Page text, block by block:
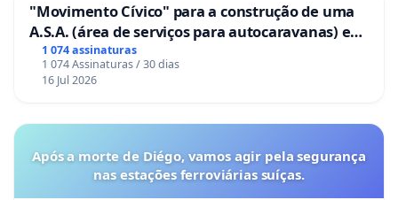
Jacques Pilon, projeto de 1955, também com valor
arquitetônico e histórico. Pilon participou de vários
projetos importantes do centro de São Paulo, como
"Movimento Cívico" para a construção de uma
A.S.A. (área de serviços para autocaravanas) em
Coimbra
1 074 assinaturas
1 074 Assinaturas / 30 dias
16 Jul 2026
Após a morte de Diégo, vamos agir pela segurança
nas estações ferroviárias suíças.